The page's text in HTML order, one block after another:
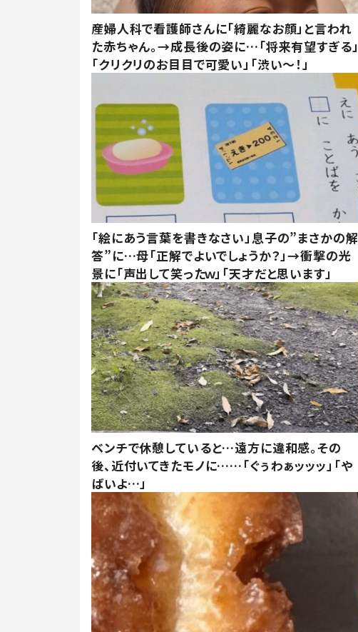
産婦人科で看護師さんに「綺麗なお顔」と言われ
た赤ちゃん。→成長後の姿に…「将来有望すぎる」
「クリクリのお目目で可愛い」「渋い～！」
「絵にあう言葉を書きなさい」息子の”まさかの解
答”に…母「正解でよいでしょうか？」→衝撃の光
景に「声出して笑ったｗ」「天才だと思います」
ベンチで休憩していると…遠方に違和感。その
後、近付いてきたモノに……「ぐぅわぁッッッ」「や
ばいよ…」